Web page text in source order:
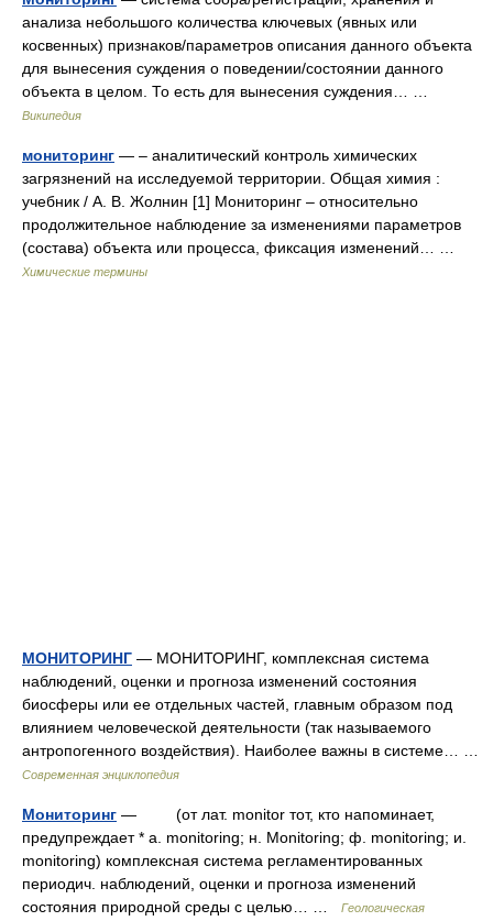
анализа небольшого количества ключевых (явных или
косвенных) признаков/параметров описания данного объекта
для вынесения суждения о поведении/состоянии данного
объекта в целом. То есть для вынесения суждения… …
Википедия
мониторинг — – аналитический контроль химических
загрязнений на исследуемой территории. Общая химия :
учебник / А. В. Жолнин [1] Мониторинг – относительно
продолжительное наблюдение за изменениями параметров
(состава) объекта или процесса, фиксация изменений… …
Химические термины
МОНИТОРИНГ — МОНИТОРИНГ, комплексная система
наблюдений, оценки и прогноза изменений состояния
биосферы или ее отдельных частей, главным образом под
влиянием человеческой деятельности (так называемого
антропогенного воздействия). Наиболее важны в системе… …
Современная энциклопедия
Мониторинг — (от лат. monitor тот, кто напоминает,
предупреждает * a. monitoring; н. Monitoring; ф. monitoring; и.
monitoring) комплексная система регламентированных
периодич. наблюдений, оценки и прогноза изменений
состояния природной среды c целью… …
Геологическая